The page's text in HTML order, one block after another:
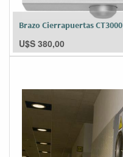
Brazo Cierrapuertas CT3000
U$S 380,00